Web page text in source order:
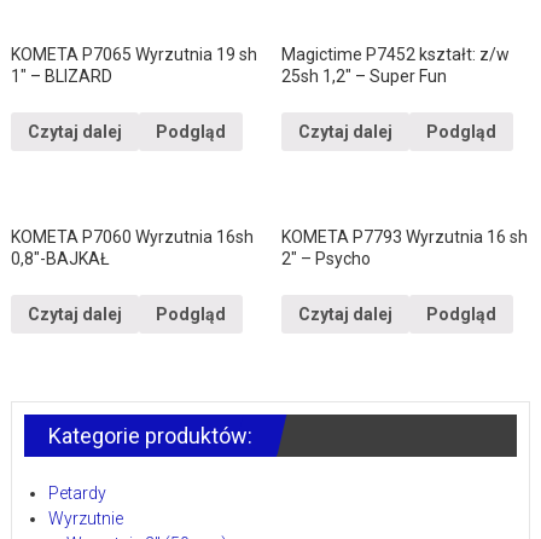
KOMETA P7065 Wyrzutnia 19 sh
1″ – BLIZARD
Czytaj dalej Podgląd
Magictime P7452 kształt: z/w
25sh 1,2″ – Super Fun
Czytaj dalej Podgląd
KOMETA P7060 Wyrzutnia 16sh
0,8″-BAJKAŁ
Czytaj dalej Podgląd
KOMETA P7793 Wyrzutnia 16 sh
2″ – Psycho
Czytaj dalej Podgląd
Kategorie produktów:
Petardy
Wyrzutnie